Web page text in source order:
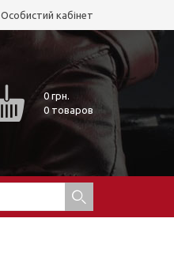
Особистий кабінет
0грн.
0 товаров